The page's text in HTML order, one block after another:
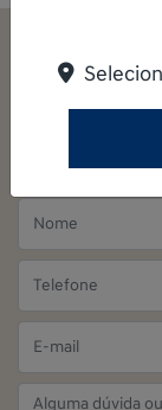
Entre em
Para solicitar
formulário
rapidamente.